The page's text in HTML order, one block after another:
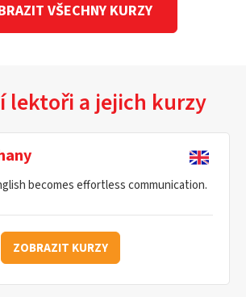
VŠECHNY KURZY
lektoři a jejich kurzy
becomes effortless communication.
ZOBRAZIT KURZY